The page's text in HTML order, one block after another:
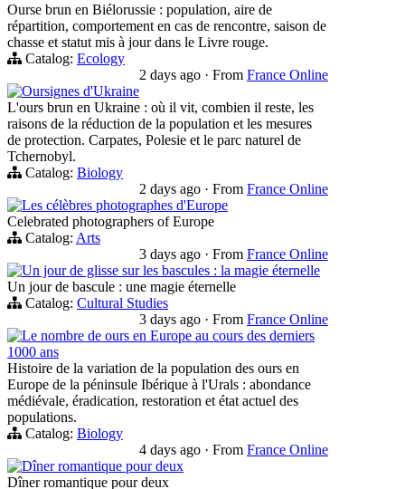
Ourse brun en Biélorussie : population, aire de
répartition, comportement en cas de rencontre, saison de
chasse et statut mis à jour dans le Livre rouge.
Catalog: Ecology
2 days ago · From France Online
Oursignes d'Ukraine
L'ours brun en Ukraine : où il vit, combien il reste, les
raisons de la réduction de la population et les mesures
de protection. Carpates, Polesie et le parc naturel de
Tchernobyl.
Catalog: Biology
2 days ago · From France Online
Les célèbres photographes d'Europe
Celebrated photographers of Europe
Catalog: Arts
3 days ago · From France Online
Un jour de glisse sur les bascules : la magie éternelle
Un jour de bascule : une magie éternelle
Catalog: Cultural Studies
3 days ago · From France Online
Le nombre de ours en Europe au cours des derniers
1000 ans
Histoire de la variation de la population des ours en
Europe de la péninsule Ibérique à l'Urals : abondance
médiévale, éradication, restoration et état actuel des
populations.
Catalog: Biology
4 days ago · From France Online
Dîner romantique pour deux
Dîner romantique pour deux